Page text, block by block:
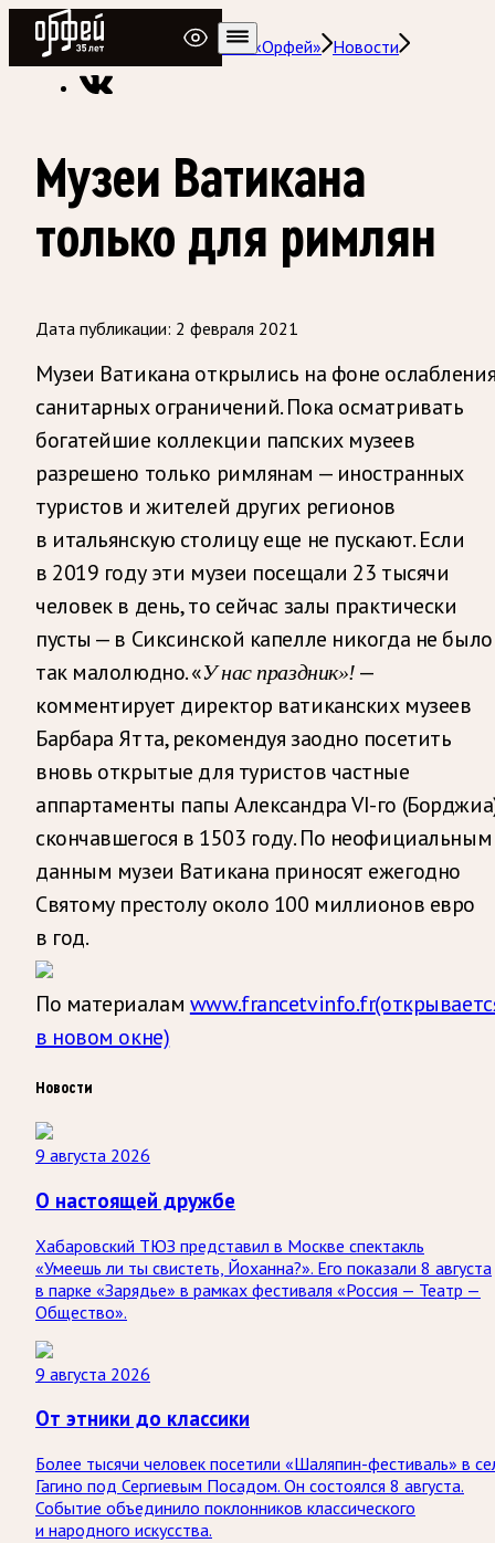
Радио Орфей
Радио классической музыки «Орфей» Новости
Музеи Ватикана
только для римлян
Дата публикации: 2 февраля 2021
Музеи Ватикана открылись на фоне
санитарных ограничений. Пока осматривать
богатейшие коллекции папских музеев
разрешено только римлянам — иностранных
туристов и жителей других регионов
в итальянскую столицу еще не пускают. Если
в 2019 году эти музеи посещали 23 тысячи
человек в день, то сейчас залы практически
пусты — в Сиксинской капелле никогда не было
так малолюдно. «У нас праздник»! —
комментирует директор ватиканских музеев
Барбара Ятта, рекомендуя заодно посетить
вновь открытые для туристов частные
аппартаменты папы Александра VI-го
скончавшегося в 1503 году. По неофициальным
данным музеи Ватикана приносят ежегодно
Святому престолу около 100 миллионов евро
в год.
По материалам www.francetvinfo.fr
в новом окне)
Новости
9 августа 2026
О настоящей дружбе
Хабаровский ТЮЗ представил в Москве спектакль
«Умеешь ли ты свистеть, Йоханна?». Его показали 8 августа
в парке «Зарядье» в рамках фестиваля «Россия — Театр —
Общество».
9 августа 2026
От этники до классики
Более тысячи человек посетили «Шаляпин-фестиваль» в
Гагино под Сергиевым Посадом. Он состоялся 8 августа.
Событие объединило поклонников классического
и народного искусства.